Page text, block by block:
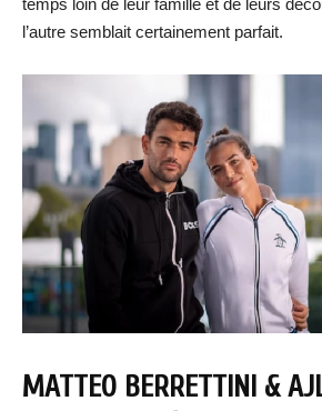
temps loin de leur famille et de leurs
l’autre semblait certainement parfait.
MATTEO BERRETTINI &